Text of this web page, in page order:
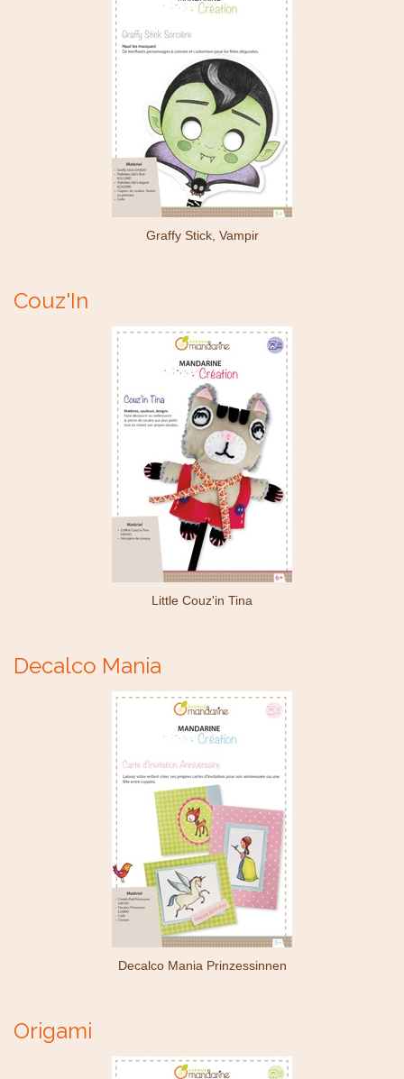
Graffy Stick, Vampir
Couz'In
Little Couz'in Tina
Decalco Mania
Decalco Mania Prinzessinnen
Origami